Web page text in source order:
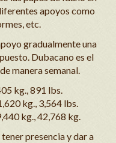
apoyos como
etc.
gradualmente una
Dubacano es el
manera semanal.
kg., 891 lbs.
kg., 3,564 lbs.
kg., 42,768 kg.
presencia y dar a